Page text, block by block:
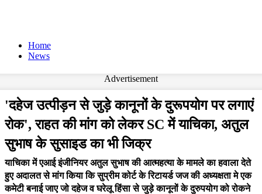
Home
News
Advertisement
'दहेज उत्पीड़न से जुड़े कानूनों के दुरूपयोग पर लगाएं
रोक', राहत की मांग को लेकर SC में याचिका, अतुल
सुभाष के सुसाइड का भी जिक्र
याचिका में एआई इंजीनियर अतुल सुभाष की आत्महत्या के मामले का हवाला देते
हुए अदालत से मांग किया कि सुप्रीम कोर्ट के रिटायर्ड जज की अध्यक्षता मे एक
कमेटी बनाई जाए जो दहेज व घरेलू हिंसा से जुड़े कानूनों के दुरुपयोग को रोकने